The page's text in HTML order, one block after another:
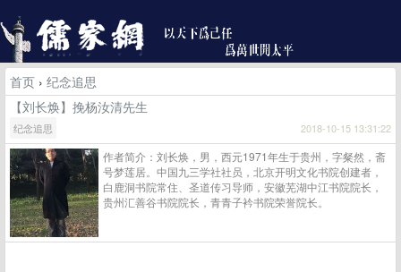
首页 › 纪念追思
【刘长焕】挽杨汝清先生
纪念追思 2018-10-15 13:31:22
作者简介：刘长焕，男，西元1971年生于贵州，字粲然，斋
号梦莲居。中国九三学社社员，北京开明文化书院创建者，
白鹿洞书院常住、圣道传习导师，安徽芜湖中江书院院长，
贵州汇善谷书院院长，青青子衿书院荣誉院长。